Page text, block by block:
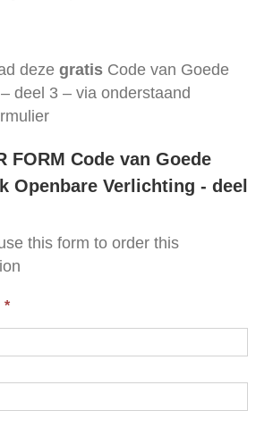
deze gratis Code van Goede
deel 3 – via onderstaand
FORM Code van Goede
Openbare Verlichting - deel
this form to order this
*